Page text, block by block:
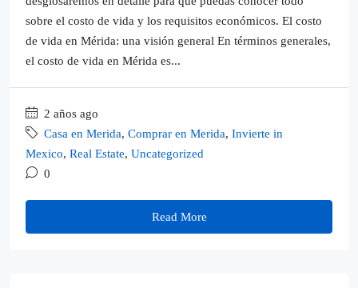
sobre el costo de vida y los requisitos económicos. El costo
de vida en Mérida: una visión general En términos generales,
el costo de vida en Mérida es...
2 años ago
Casa en Merida, Comprar en Merida, Invierte in
Mexico, Real Estate, Uncategorized
0
Read More